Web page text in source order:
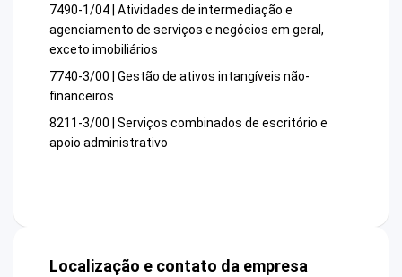
7490-1/04 | Atividades de intermediação e
agenciamento de serviços e negócios em geral,
exceto imobiliários
7740-3/00 | Gestão de ativos intangíveis não-
financeiros
8211-3/00 | Serviços combinados de escritório e
apoio administrativo
Localização e contato da empresa